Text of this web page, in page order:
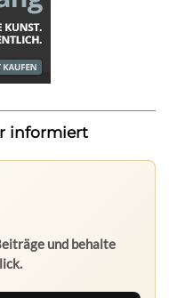
informiert
und behalte